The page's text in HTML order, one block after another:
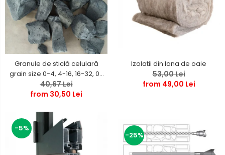
Granule de sticlă celulară
grain size 0-4, 4-16, 16-32, 0-
63, 0 -120 mm
40,67 Lei
from 30,50 Lei
Izolatii din lana de oaie
53,00 Lei
from 49,00 Lei
-5%
-25%